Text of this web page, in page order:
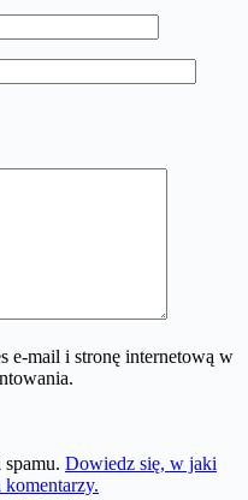
e-mail i stronę internetową w
Dowiedz się, w jaki
komentarzy.